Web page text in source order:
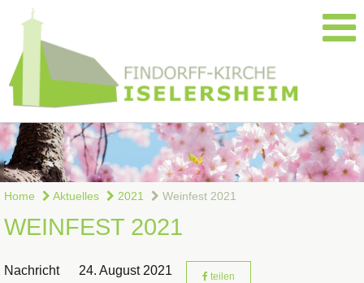
Home Aktuelles 2021 Weinfest 2021
WEINFEST 2021
Nachricht 24. August 2021 teilen